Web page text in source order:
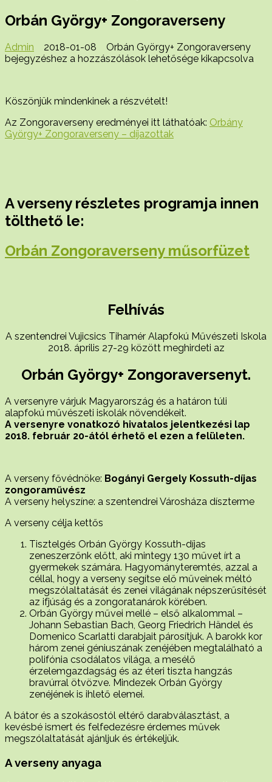
Orbán György+ Zongoraverseny
Admin 2018-01-08
Orbán György+ Zongoraverseny
bejegyzéshez a hozzászólások lehetősége kikapcsolva
Köszönjük mindenkinek a részvételt!
Az Zongoraverseny eredményei itt láthatóak: Orbány
György+ Zongoraverseny – díjazottak
A verseny részletes programja innen
tölthető le:
Orbán Zongoraverseny műsorfüzet
Felhívás
A szentendrei Vujicsics Tihamér Alapfokú Művészeti Iskola
2018. április 27-29 között meghirdeti az
Orbán György+ Zongoraversenyt.
A versenyre várjuk Magyarország és a határon túli
alapfokú művészeti iskolák növendékeit.
A versenyre vonatkozó hivatalos jelentkezési lap
2018. február 20-ától érhető el ezen a felületen.
A verseny fővédnöke: Bogányi Gergely Kossuth-díjas
zongoraművész
A verseny helyszíne: a szentendrei Városháza díszterme
A verseny célja kettős
Tisztelgés Orbán György Kossuth-díjas
zeneszerzőnk előtt, aki mintegy 130 művet írt a
gyermekek számára. Hagyományteremtés, azzal a
céllal, hogy a verseny segítse elő műveinek méltó
megszólaltatását és zenei világának népszerűsítését
az ifjúság és a zongoratanárok körében.
Orbán György művei mellé – első alkalommal –
Johann Sebastian Bach, Georg Friedrich Händel és
Domenico Scarlatti darabjait párosítjuk. A barokk kor
három zenei géniuszának zenéjében megtalálható a
polifónia csodálatos világa, a mesélő
érzelemgazdagság és az éteri tiszta hangzás
bravúrral ötvözve. Mindezek Orbán György
zenéjének is ihlető elemei.
A bátor és a szokásostól eltérő darabválasztást, a
kevésbé ismert és felfedezésre érdemes művek
megszólaltatását ajánljuk és értékeljük.
A verseny anyaga